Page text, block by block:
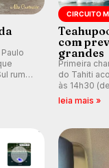
rumo
CIRCUITO
com
grandes
Primeira
do Tahiti
às 14h30
indica swell
Kelly
leia mais »